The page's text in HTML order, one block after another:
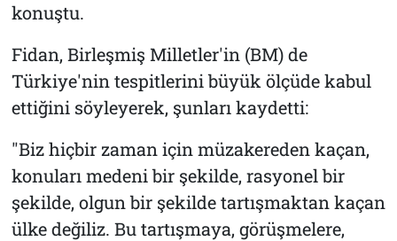
konuştu.
Fidan, Birleşmiş Milletler'in (BM) de
Türkiye'nin tespitlerini büyük ölçüde kabul
ettiğini söyleyerek, şunları kaydetti:
"Biz hiçbir zaman için müzakereden kaçan,
konuları medeni bir şekilde, rasyonel bir
şekilde, olgun bir şekilde tartışmaktan kaçan
ülke değiliz. Bu tartışmaya, görüşmelere,